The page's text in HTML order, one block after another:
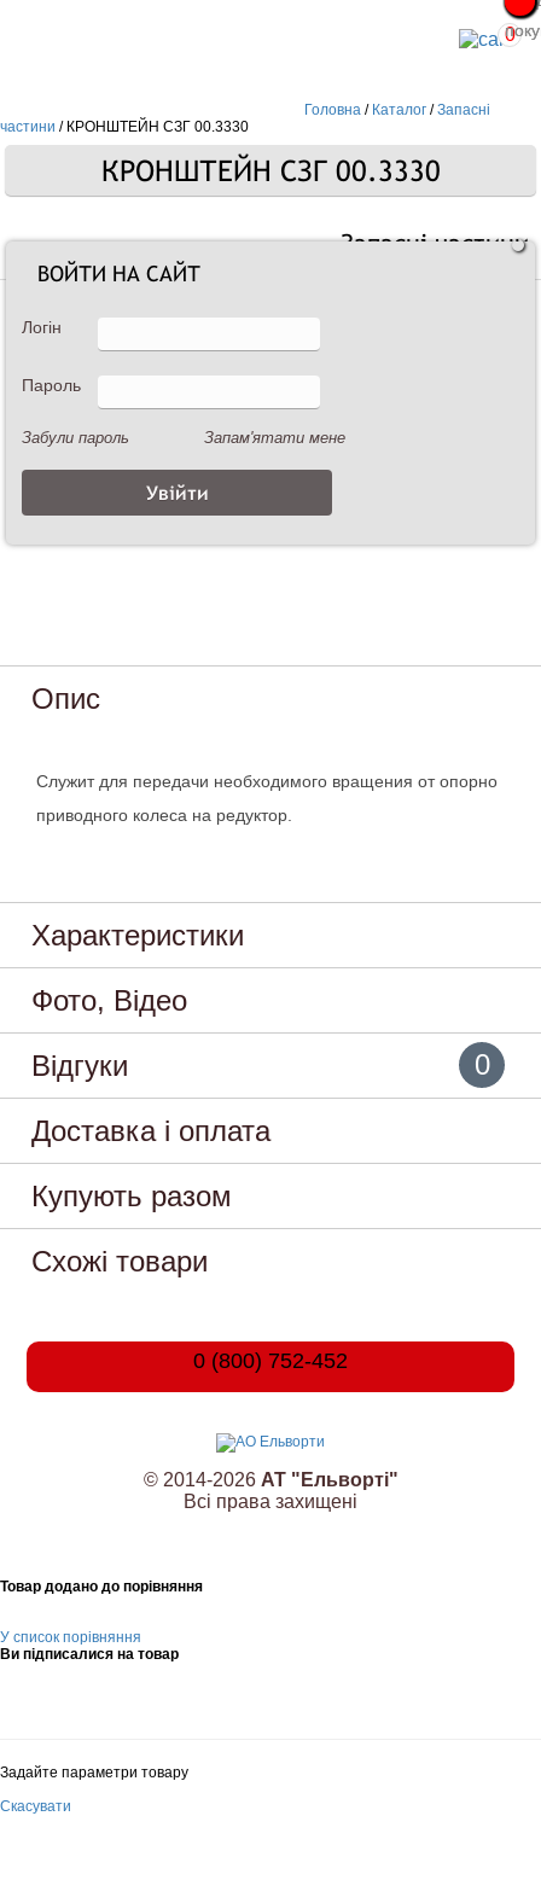
0
Головна / Каталог /Запасні
частини / КРОНШТЕЙН СЗГ 00.3330
КРОНШТЕЙН СЗГ 00.3330
Запасні частини
Опис
Служит для передачи необходимого вращения от опорно
приводного колеса на редуктор.
Характеристики
Фото, Відео
Відгуки
0
Доставка і оплата
Купують разом
Схожі товари
0 (800) 752-452
© 2014-2026 АТ "Ельворті"
Всі права захищені
Товар додано до порівняння
У список порівняння
Ви підписалися на товар
Задайте параметри товару
Скасувати
ВОЙТИ НА САЙТ
Логін
Пароль
Забули пароль Запам'ятати мене